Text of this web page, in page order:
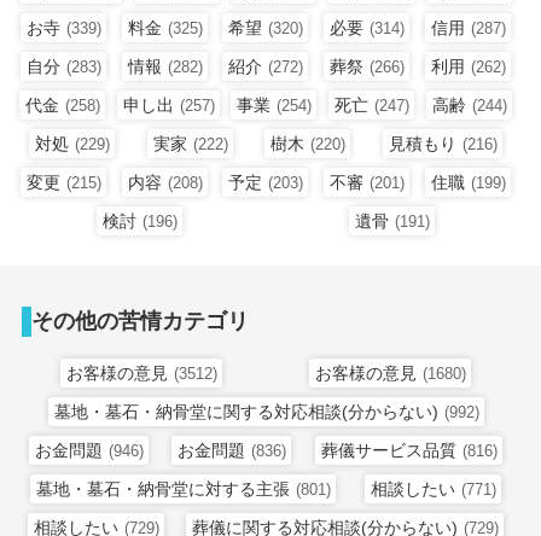
お寺 (339) 料金 (325) 希望 (320) 必要 (314) 信用 (287)
自分 (283) 情報 (282) 紹介 (272) 葬祭 (266) 利用 (262)
代金 (258) 申し出 (257) 事業 (254) 死亡 (247) 高齢 (244)
対処 (229) 実家 (222) 樹木 (220) 見積もり (216)
変更 (215) 内容 (208) 予定 (203) 不審 (201) 住職 (199)
検討 (196) 遺骨 (191)
その他の苦情カテゴリ
お客様の意見 (3512) お客様の意見 (1680)
墓地・墓石・納骨堂に関する対応相談(分からない) (992)
お金問題 (946) お金問題 (836) 葬儀サービス品質 (816)
墓地・墓石・納骨堂に対する主張 (801) 相談したい (771)
相談したい (729) 葬儀に関する対応相談(分からない) (729)